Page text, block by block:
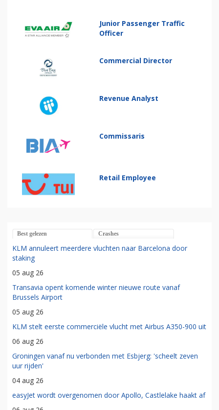
Junior Passenger Traffic
Officer
Commercial Director
Revenue Analyst
Commissaris
Retail Employee
Best gelezen Crashes
KLM annuleert meerdere vluchten naar Barcelona door
staking
05 aug 26
Transavia opent komende winter nieuwe route vanaf
Brussels Airport
05 aug 26
KLM stelt eerste commerciële vlucht met Airbus A350-900 uit
06 aug 26
Groningen vanaf nu verbonden met Esbjerg: 'scheelt zeven
uur rijden'
04 aug 26
easyJet wordt overgenomen door Apollo, Castlelake haakt af